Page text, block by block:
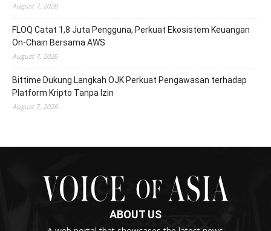
August 7, 2026
FLOQ Catat 1,8 Juta Pengguna, Perkuat Ekosistem Keuangan
On-Chain Bersama AWS
August 7, 2026
Bittime Dukung Langkah OJK Perkuat Pengawasan terhadap
Platform Kripto Tanpa Izin
August 7, 2026
ABOUT US